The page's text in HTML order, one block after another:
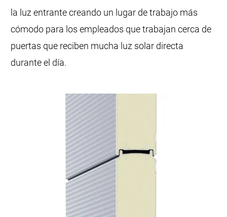
la luz entrante creando un lugar de trabajo más
cómodo para los empleados que trabajan cerca de
puertas que reciben mucha luz solar directa
durante el día.